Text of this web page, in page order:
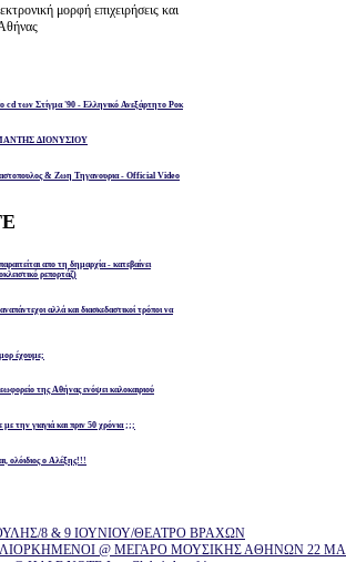
μορφή επιχειρήσεις και
cd των Στίγμα '90 - Ελληνικό Ανεξάρτητο Ροκ
ΔΙΟΝΥΣΙΟΥ
& Ζωη Τηγανουρια - Official Video
απο τη δημαρχία - κατεβαίνει
ρεπορτάζ)
αλλά και διασκεδαστικοί τρόποι να
έχουμε;
της Αθήνας ενόψει καλοκαιριού
με την γιαγιά και πριν 50 χρόνια ;;;
ολόιδιος ο Αλέξης!!!
8 & 9 ΙΟΥΝΙΟΥ/ΘΕΑΤΡΟ ΒΡΑΧΩΝ
@ ΜΕΓΑΡΟ ΜΟΥΣΙΚΗΣ ΑΘΗΝΩΝ 22